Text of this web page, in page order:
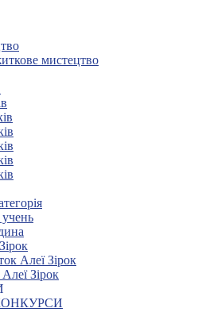
мистецтво
Алеї Зірок
Зірок